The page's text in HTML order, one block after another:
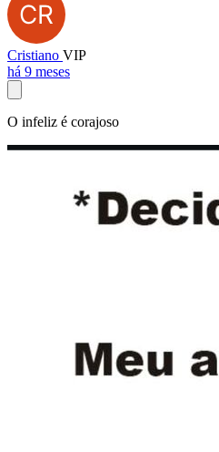
Cristiano VIP
há 9 meses
O infeliz é corajoso